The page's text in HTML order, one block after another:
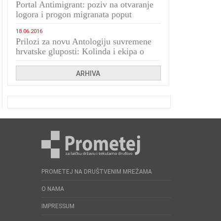
Portal Antimigrant: poziv na otvaranje
logora i progon migranata poput
18.06.2016
Prilozi za novu Antologiju suvremene
hrvatske gluposti: Kolinda i ekipa o
ARHIVA
PROMETEJ NA DRUŠTVENIM MREŽAMA
O NAMA
IMPRESSUM